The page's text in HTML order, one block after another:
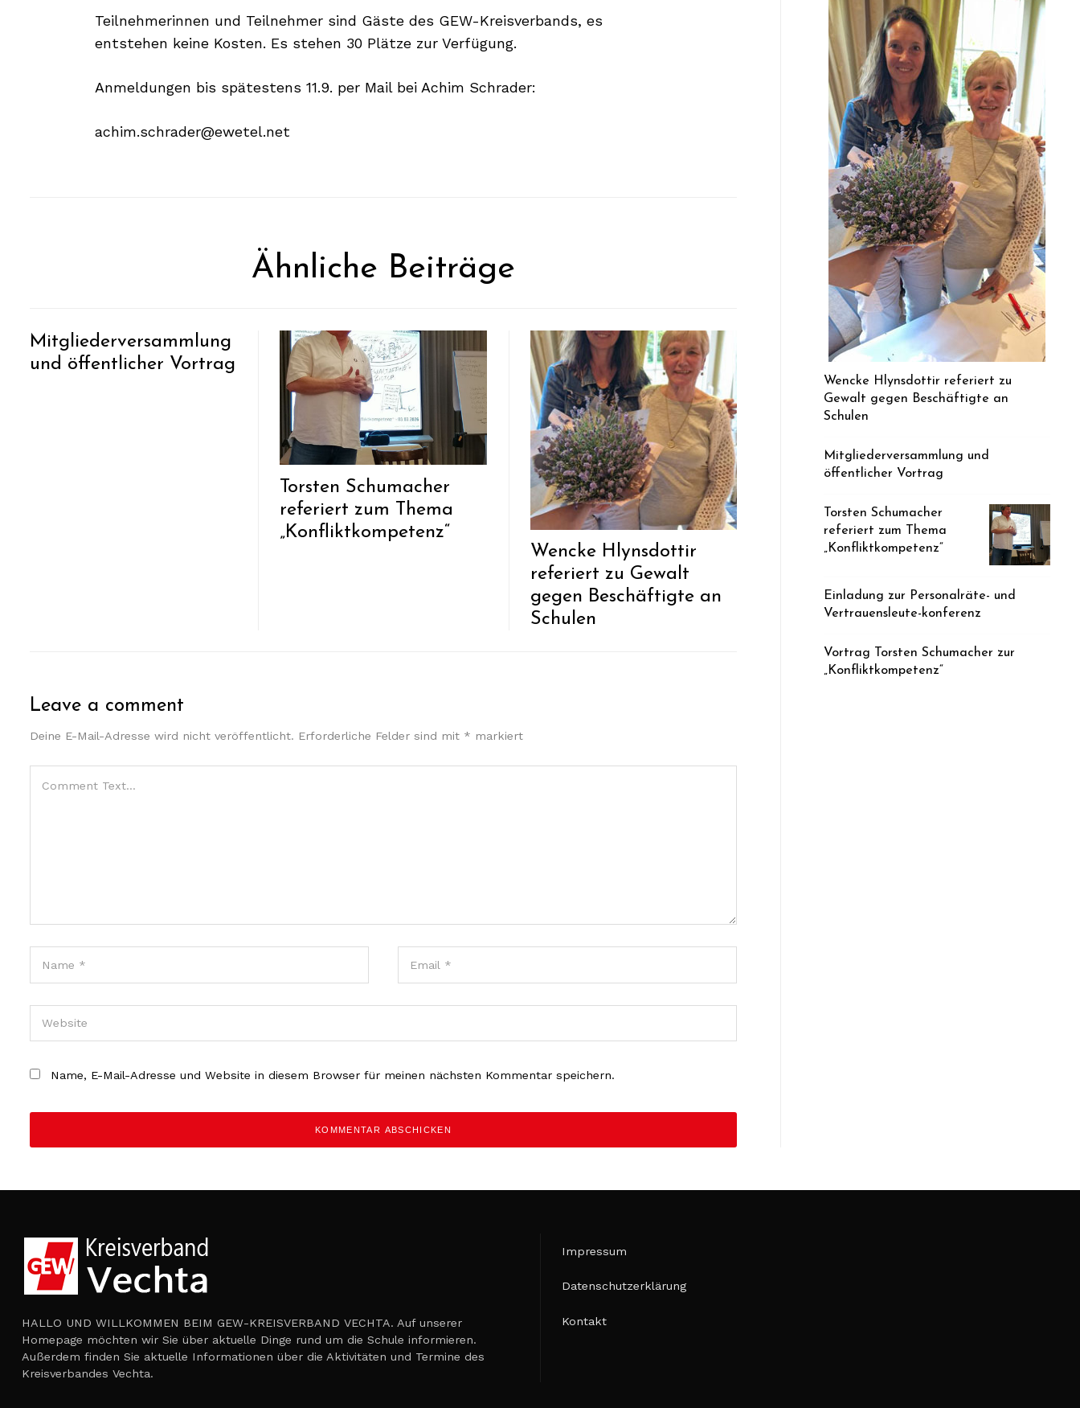
Teilnehmerinnen und Teilnehmer sind Gäste des GEW-Kreisverbands, es
entstehen keine Kosten. Es stehen 30 Plätze zur Verfügung.
Anmeldungen bis spätestens 11.9. per Mail bei Achim Schrader:
achim.schrader@ewetel.net
Ähnliche Beiträge
Mitgliederversammlung
und öffentlicher Vortrag
Torsten Schumacher
referiert zum Thema
„Konfliktkompetenz“
Wencke Hlynsdottir
referiert zu Gewalt
gegen Beschäftigte an
Schulen
Leave a comment
Deine E-Mail-Adresse wird nicht veröffentlicht. Erforderliche Felder sind mit * markiert
Name, E-Mail-Adresse und Website in diesem Browser für meinen nächsten Kommentar speichern.
Wencke Hlynsdottir referiert zu
Gewalt gegen Beschäftigte an
Schulen
Mitgliederversammlung und
öffentlicher Vortrag
Torsten Schumacher
referiert zum Thema
„Konfliktkompetenz“
Einladung zur Personalräte- und
Vertrauensleute-konferenz
Vortrag Torsten Schumacher zur
„Konfliktkompetenz“
HALLO UND WILLKOMMEN BEIM GEW-KREISVERBAND VECHTA. Auf unserer
Homepage möchten wir Sie über aktuelle Dinge rund um die Schule informieren.
Außerdem finden Sie aktuelle Informationen über die Aktivitäten und Termine des
Kreisverbandes Vechta.
Impressum
Datenschutzerklärung
Kontakt